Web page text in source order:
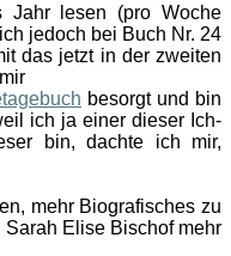
Jahr lesen (pro Woche
jedoch bei Buch Nr. 24
das jetzt in der zweiten
besorgt und bin
ich ja einer dieser Ich-
bin, dachte ich mir,
mehr Biografisches zu
Sarah Elise Bischof mehr